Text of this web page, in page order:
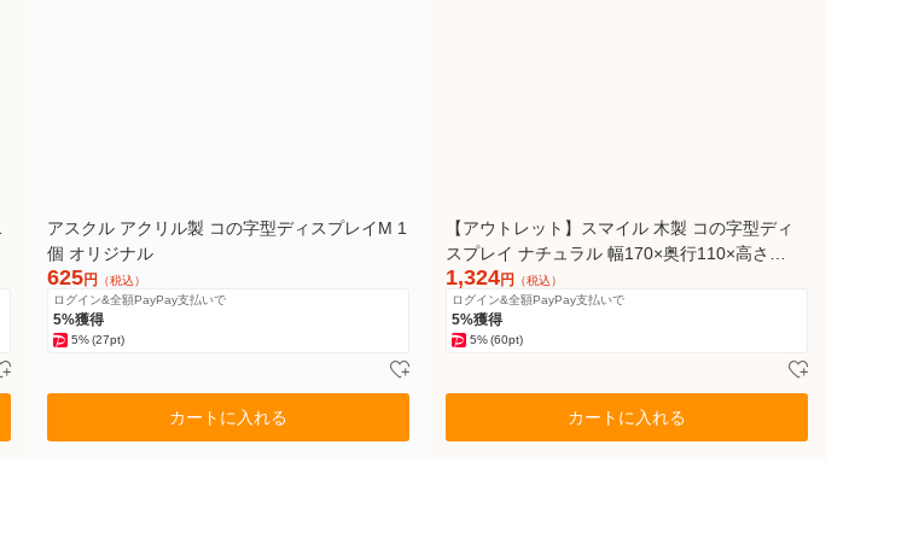
アスクル アクリル製 コの字型ディスプレイM 1
個 オリジナル
625円
（税込）
ログイン&全額PayPay支払いで
5%獲得
5%(27pt)
カートに入れる
【アウトレット】スマイル 木製 コの字型ディ
スプレイ ナチュラル 幅170×奥行110×高さ
110mm 790741 1個
1,324円
（税込）
ログイン&全額PayPay支払いで
5%獲得
5%(60pt)
カートに入れる